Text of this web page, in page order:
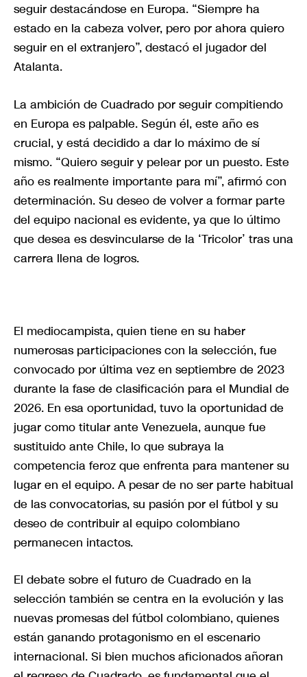
seguir destacándose en Europa. “Siempre ha
estado en la cabeza volver, pero por ahora quiero
seguir en el extranjero”, destacó el jugador del
Atalanta.
La ambición de Cuadrado por seguir compitiendo
en Europa es palpable. Según él, este año es
crucial, y está decidido a dar lo máximo de sí
mismo. “Quiero seguir y pelear por un puesto. Este
año es realmente importante para mí”, afirmó con
determinación. Su deseo de volver a formar parte
del equipo nacional es evidente, ya que lo último
que desea es desvincularse de la ‘Tricolor’ tras una
carrera llena de logros.
El mediocampista, quien tiene en su haber
numerosas participaciones con la selección, fue
convocado por última vez en septiembre de 2023
durante la fase de clasificación para el Mundial de
2026. En esa oportunidad, tuvo la oportunidad de
jugar como titular ante Venezuela, aunque fue
sustituido ante Chile, lo que subraya la
competencia feroz que enfrenta para mantener su
lugar en el equipo. A pesar de no ser parte habitual
de las convocatorias, su pasión por el fútbol y su
deseo de contribuir al equipo colombiano
permanecen intactos.
El debate sobre el futuro de Cuadrado en la
selección también se centra en la evolución y las
nuevas promesas del fútbol colombiano, quienes
están ganando protagonismo en el escenario
internacional. Si bien muchos aficionados añoran